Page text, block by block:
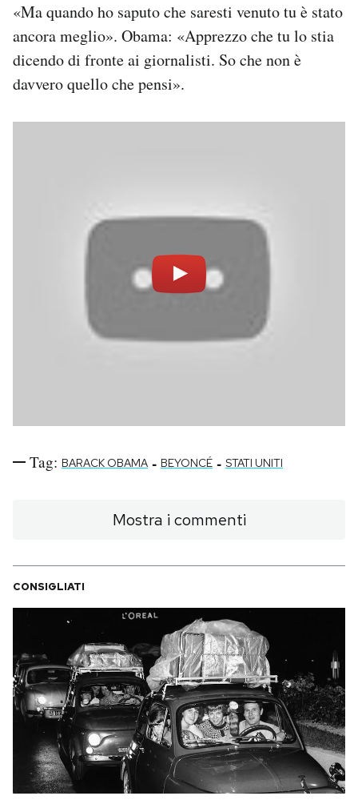
«Ma quando ho saputo che saresti venuto tu è stato
ancora meglio». Obama: «Apprezzo che tu lo stia
dicendo di fronte ai giornalisti. So che non è
davvero quello che pensi».
Tag: BARACK OBAMA - BEYONCÉ - STATI UNITI
Mostra i commenti
CONSIGLIATI